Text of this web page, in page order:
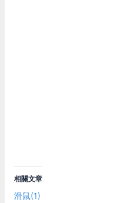
相關文章
滑鼠(1)